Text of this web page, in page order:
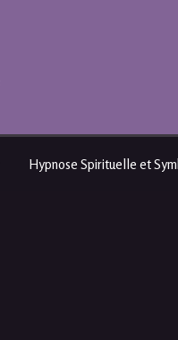
Hypnose Spirituelle et